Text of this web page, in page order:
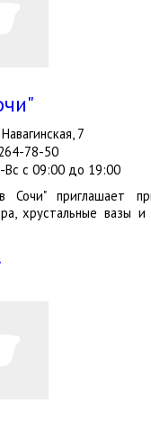
7
78-50
Вс с 09:00 до 19:00
Сочи" приглашает
хрустальные вазы и